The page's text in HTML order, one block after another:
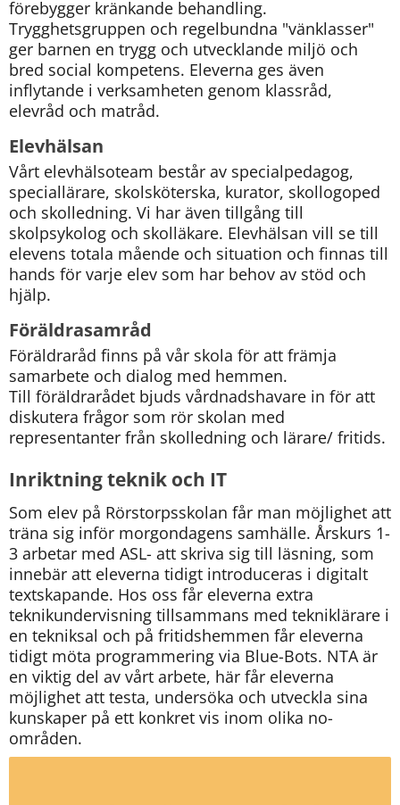
förebygger kränkande behandling.
Trygghetsgruppen och regelbundna "vänklasser"
ger barnen en trygg och utvecklande miljö och
bred social kompetens. Eleverna ges även
inflytande i verksamheten genom klassråd,
elevråd och matråd.
Elevhälsan
Vårt elevhälsoteam består av specialpedagog,
speciallärare, skolsköterska, kurator, skollogoped
och skolledning. Vi har även tillgång till
skolpsykolog och skolläkare. Elevhälsan vill se till
elevens totala mående och situation och finnas till
hands för varje elev som har behov av stöd och
hjälp.
Föräldrasamråd
Föräldraråd finns på vår skola för att främja
samarbete och dialog med hemmen.
Till föräldrarådet bjuds vårdnadshavare in för att
diskutera frågor som rör skolan med
representanter från skolledning och lärare/ fritids.
Inriktning teknik och IT
Som elev på Rörstorpsskolan får man möjlighet att
träna sig inför morgondagens samhälle. Årskurs 1-
3 arbetar med ASL- att skriva sig till läsning, som
innebär att eleverna tidigt introduceras i digitalt
textskapande. Hos oss får eleverna extra
teknikundervisning tillsammans med tekniklärare i
en tekniksal och på fritidshemmen får eleverna
tidigt möta programmering via Blue-Bots. NTA är
en viktig del av vårt arbete, här får eleverna
möjlighet att testa, undersöka och utveckla sina
kunskaper på ett konkret vis inom olika no-
områden.